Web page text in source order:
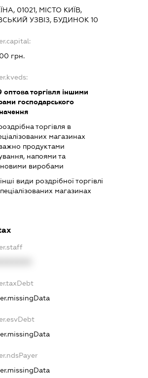
01021, МІСТО КИЇВ,
УЗВІЗ, БУДИНОК 10
грн.
оптова торгівля іншими
господарського
торгівля в
магазинах
продуктами
напоями та
виробами
інші види роздрібної торгівлі
магазинах